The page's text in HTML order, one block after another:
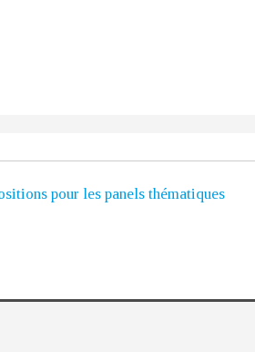
pour les panels thématiques